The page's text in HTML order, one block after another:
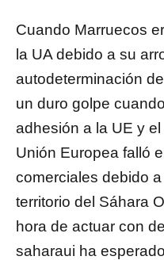
Cuando Marruecos
la UA debido a su
autodeterminación
un duro golpe
adhesión a la UE y
Unión Europea falló
comerciales debido
territorio del Sáhara
hora de actuar con
saharaui ha